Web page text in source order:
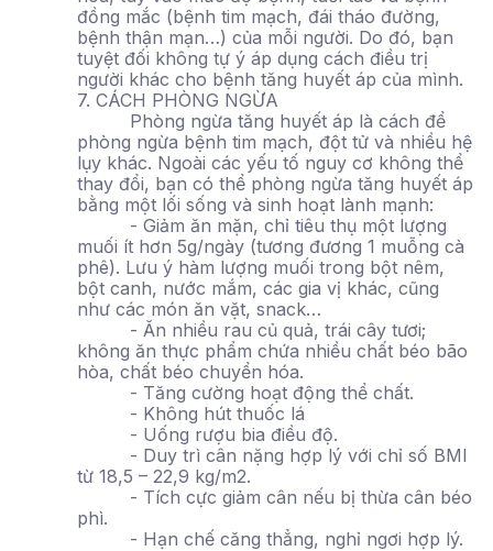
đồng mắc (bệnh tim mạch, đái tháo đường,
bệnh thận mạn…) của mỗi người. Do đó, bạn
tuyệt đối không tự ý áp dụng cách điều trị
người khác cho bệnh tăng huyết áp của mình.
7. CÁCH PHÒNG NGỪA
Phòng ngừa tăng huyết áp là cách để
phòng ngừa bệnh tim mạch, đột tử và nhiều hệ
lụy khác. Ngoài các yếu tố nguy cơ không thể
thay đổi, bạn có thể phòng ngừa tăng huyết áp
bằng một lối sống và sinh hoạt lành mạnh:
- Giảm ăn mặn, chỉ tiêu thụ một lượng
muối ít hơn 5g/ngày (tương đương 1 muỗng cà
phê). Lưu ý hàm lượng muối trong bột nêm,
bột canh, nước mắm, các gia vị khác, cũng
như các món ăn vặt, snack…
- Ăn nhiều rau củ quả, trái cây tươi;
không ăn thực phẩm chứa nhiều chất béo bão
hòa, chất béo chuyển hóa.
- Tăng cường hoạt động thể chất.
- Không hút thuốc lá
- Uống rượu bia điều độ.
- Duy trì cân nặng hợp lý với chỉ số BMI
từ 18,5 – 22,9 kg/m2.
- Tích cực giảm cân nếu bị thừa cân béo
phì.
- Hạn chế căng thẳng, nghỉ ngơi hợp lý.